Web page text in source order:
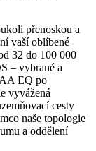
přenoskou a
vaší oblíbené
32 do 100 000
– vybrané a
EQ po
vyvážená
cesty
naše topologie
a oddělení